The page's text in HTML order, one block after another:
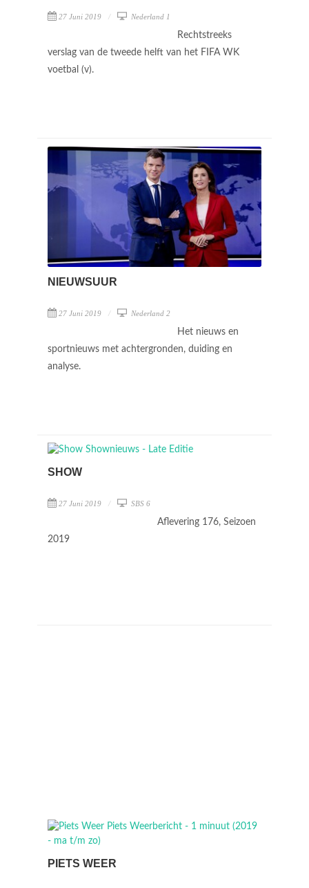
27 Juni 2019 Nederland 1
Rechtstreeks
verslag van de tweede helft van het FIFA WK
voetbal (v).
NIEUWSUUR
27 Juni 2019 Nederland 2
Het nieuws en
sportnieuws met achtergronden, duiding en
analyse.
SHOW
27 Juni 2019 SBS 6
Aflevering 176, Seizoen
2019
PIETS WEER